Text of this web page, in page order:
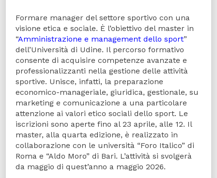
Formare manager del settore sportivo con una
visione etica e sociale. È l’obiettivo del master in
“Amministrazione e management dello sport”
dell’Università di Udine. Il percorso formativo
consente di acquisire competenze avanzate e
professionalizzanti nella gestione delle attività
sportive. Unisce, infatti, la preparazione
economico-manageriale, giuridica, gestionale, su
marketing e comunicazione a una particolare
attenzione ai valori etico sociali dello sport. Le
iscrizioni sono aperte fino al 23 aprile, alle 12. Il
master, alla quarta edizione, è realizzato in
collaborazione con le università “Foro Italico” di
Roma e “Aldo Moro” di Bari. L’attività si svolgerà
da maggio di quest’anno a maggio 2026.